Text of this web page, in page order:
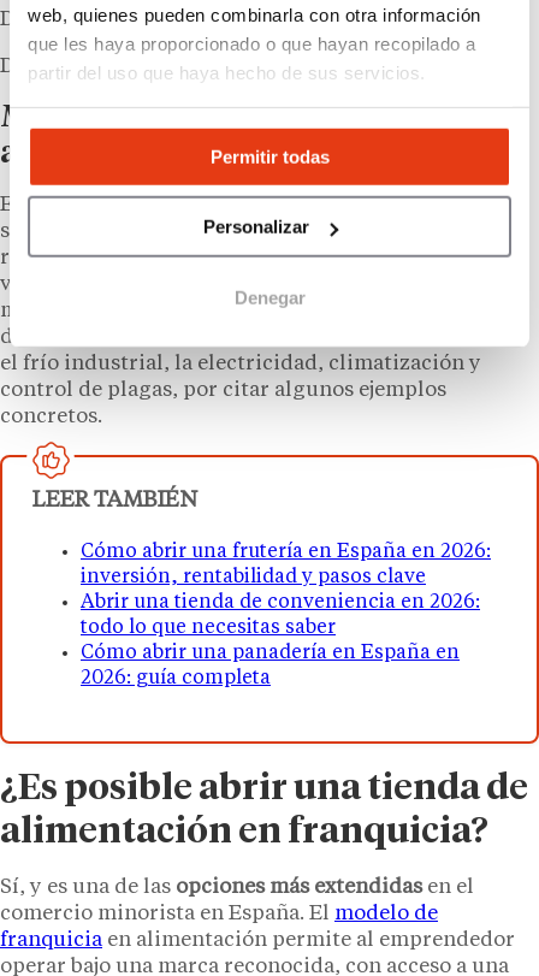
web, quienes pueden combinarla con otra información
que les haya proporcionado o que hayan recopilado a
partir del uso que haya hecho de sus servicios.
Permitir todas
Personalizar
Denegar
Diego Rupérez López
Director de expansión y fidelización de Panaria
Mantenimiento en un negocio
alimentario
El mantenimiento de una tienda de alimentación se
suele abordar desde dos flancos distintos. El que
realiza elpersonal interno, que controla el día a día y
va realizando revisiones periódicas y concretas, y el
mantenimiento
mediante empresas externas
dedican a tareas de alta especialización. Esto implica
el frío industrial, la electricidad, climatización y
control de plagas, por citar algunos ejemplos
concretos.
LEER TAMBIÉN
Cómo abrir una frutería en España en 2026:
inversión, rentabilidad y pasos clave
Abrir una tienda de conveniencia en 2026:
todo lo que necesitas saber
Cómo abrir una panadería en España en
2026: guía completa
¿Es posible abrir una tienda de
alimentación en franquicia?
Sí, y es una de las opciones más extendidasen el
comercio minorista en España. El modelo de
franquicia en alimentación permite al emprendedor
operar bajo una marca reconocida, con acceso a una